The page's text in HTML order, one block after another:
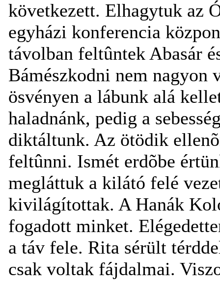
következett. Elhagytuk az
egyházi konferencia
távolban feltûntek Abasár
Bámészkodni nem nagyon
ösvényen a lábunk alá
haladnánk, pedig a
diktáltunk. Az ötödik
feltûnni. Ismét erdõbe
megláttuk a kilátó felé
kivilágítottak. A Hanák
fogadott minket.
a táv fele. Rita sérült
csak voltak fájdalmai.